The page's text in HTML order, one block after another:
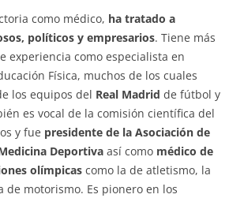
como médico, ha tratado a
políticos y empresarios. Tiene más
experiencia como especialista en
Física, muchos de los cuales
los equipos del Real Madrid de fútbol y
es vocal de la comisión científica del
y fue presidente de la Asociación de
Deportiva así como médico de
olímpicas como la de atletismo, la
de motorismo. Es pionero en los